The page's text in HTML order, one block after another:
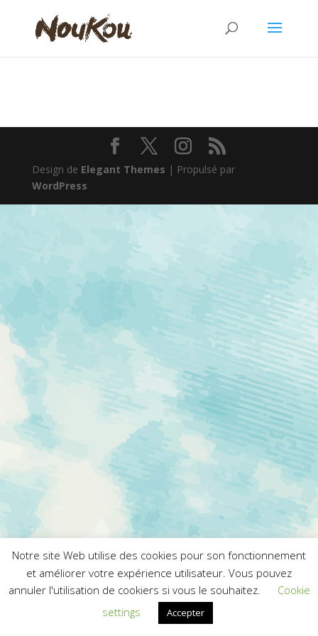
Design de Elegant Themes | Propulsé par
WordPress
Notre site Web utilise des cookies pour son fonctionnement
et améliorer votre expérience utilisateur. Vous pouvez
annuler l'utilisation de cookiers si vous le souhaitez.
Cookie
settings
Accepter